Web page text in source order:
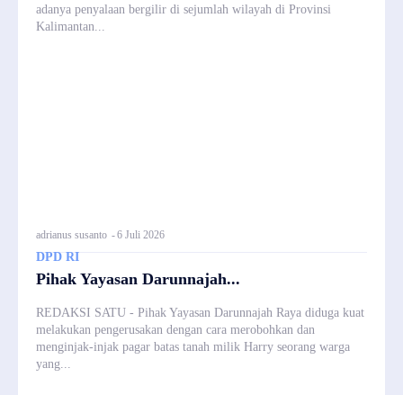
adanya penyalaan bergilir di sejumlah wilayah di Provinsi
Kalimantan...
adrianus susanto -6 Juli 2026
DPD RI
Pihak Yayasan Darunnajah...
REDAKSI SATU - Pihak Yayasan Darunnajah Raya diduga kuat
melakukan pengerusakan dengan cara merobohkan dan
menginjak-injak pagar batas tanah milik Harry seorang warga
yang...